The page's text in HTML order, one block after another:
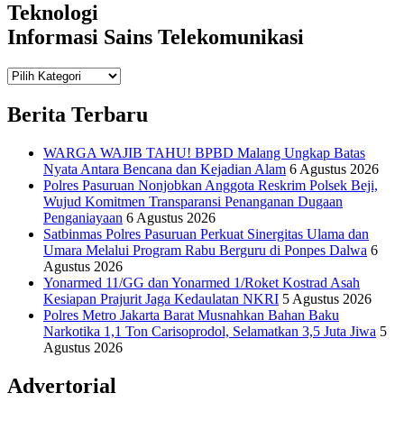
Teknologi
Informasi Sains Telekomunikasi
Teknologi
Berita Terbaru
WARGA WAJIB TAHU! BPBD Malang Ungkap Batas
Nyata Antara Bencana dan Kejadian Alam 6 Agustus 2026
Polres Pasuruan Nonjobkan Anggota Reskrim Polsek Beji,
Wujud Komitmen Transparansi Penanganan Dugaan
Penganiayaan 6 Agustus 2026
Satbinmas Polres Pasuruan Perkuat Sinergitas Ulama dan
Umara Melalui Program Rabu Berguru di Ponpes Dalwa 6
Agustus 2026
Yonarmed 11/GG dan Yonarmed 1/Roket Kostrad Asah
Kesiapan Prajurit Jaga Kedaulatan NKRI 5 Agustus 2026
Polres Metro Jakarta Barat Musnahkan Bahan Baku
Narkotika 1,1 Ton Carisoprodol, Selamatkan 3,5 Juta Jiwa 5
Agustus 2026
Advertorial